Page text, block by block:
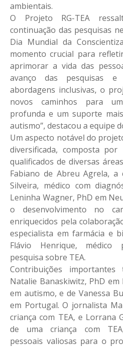
ambientais.
O Projeto RG-TEA
continuação das pesquisas
Dia Mundial da
momento crucial para
aprimorar a vida das
avanço das pesquisas e
abordagens inclusivas, o
novos caminhos para
profunda e um suporte
autismo”, destacou a equipe
Um aspecto notável do
diversificada, composta por
qualificados de diversas
Fabiano de Abreu Agrela, a
Silveira, médico com
Leninha Wagner, PhD em
o desenvolvimento no
enriquecidos pela
especialista em farmácia e
Flávio Henrique, médico
pesquisa sobre TEA.
Contribuições
Natalie Banaskiwitz, PhD em
em autismo, e de Vanessa
em Portugal. O jornalista
criança com TEA, e Lorrana
de uma criança com
pessoais valiosas para o